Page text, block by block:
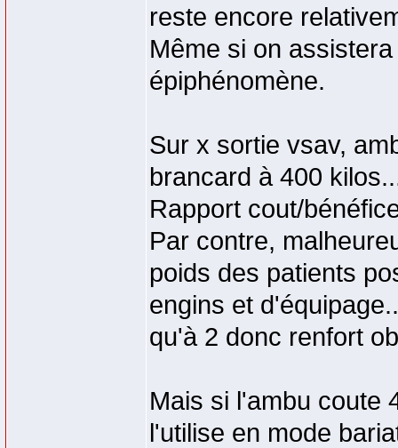
reste encore
Même si on
épiphénomène.
Sur x sortie vsav,
brancard à 400
Rapport cout/
Par contre,
poids des patients
engins et
qu'à 2 donc renfort
Mais si l'ambu coute
l'utilise en mode